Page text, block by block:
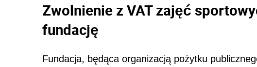
Zwolnienie z VAT zajęć
fundację
Fundacja, będąca organizacją pożytku